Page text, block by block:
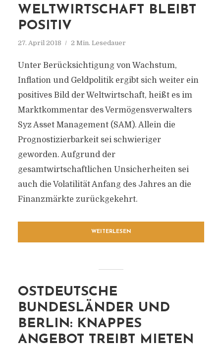
WELTWIRTSCHAFT BLEIBT
POSITIV
27. April 2018 2 Min. Lesedauer
Unter Berücksichtigung von Wachstum,
Inflation und Geldpolitik ergibt sich weiter ein
positives Bild der Weltwirtschaft, heißt es im
Marktkommentar des Vermögensverwalters
Syz Asset Management (SAM). Allein die
Prognostizierbarkeit sei schwieriger
geworden. Aufgrund der
gesamtwirtschaftlichen Unsicherheiten sei
auch die Volatilität Anfang des Jahres an die
Finanzmärkte zurückgekehrt.
WEITERLESEN
OSTDEUTSCHE
BUNDESLÄNDER UND
BERLIN: KNAPPES
ANGEBOT TREIBT MIETEN